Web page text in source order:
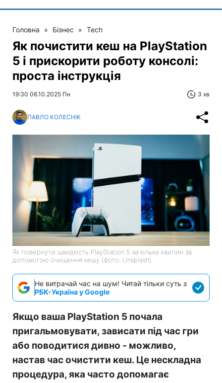
Головна » Бізнес » Tech
Як почистити кеш на PlayStation
5 і прискорити роботу консолі:
проста інструкція
19:30 06.10.2025 Пн 3 хв
ПАВЛО КОЛЕСНІК
Як повернути швидкість PlayStation 5 за кілька хвилин за
допомогою очищення кешу (фото: Unsplash)
Не витрачай час на шум! Читай тільки суть з
РБК-Україна у Google
Якщо ваша PlayStation 5 почала
пригальмовувати, зависати під час гри
або поводитися дивно - можливо,
настав час очистити кеш. Це нескладна
процедура, яка часто допомагає